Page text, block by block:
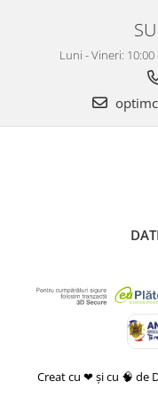
Luni - Vineri: 10:00
Creat cu ❤ și cu 🧠 de